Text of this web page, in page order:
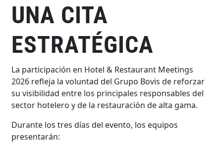
UNA CITA
ESTRATÉGICA
La participación en Hotel & Restaurant Meetings
2026 refleja la voluntad del Grupo Bovis de reforzar
su visibilidad entre los principales responsables del
sector hotelero y de la restauración de alta gama.
Durante los tres días del evento, los equipos
presentarán: